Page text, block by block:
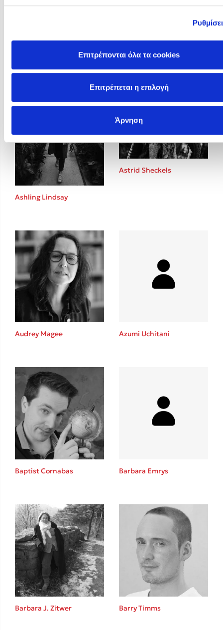
Επιτρέπονται όλα τα cookies
Επιτρέπεται η επιλογή
Άρνηση
Ashling Lindsay
Astrid Sheckels
Audrey Magee Azumi Uchitani
Baptist Cornabas Barbara Emrys
Barbara J. Zitwer Barry Timms